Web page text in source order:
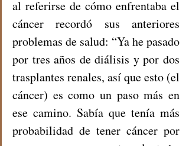
al referirse de cómo enfrentaba el
cáncer recordó sus anteriores
problemas de salud: “Ya he pasado
por tres años de diálisis y por dos
trasplantes renales, así que esto (el
cáncer) es como un paso más en
ese camino. Sabía que tenía más
probabilidad de tener cáncer por